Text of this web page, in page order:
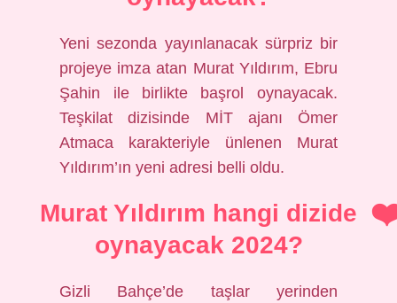
Yeni sezonda yayınlanacak sürpriz bir
projeye imza atan Murat Yıldırım, Ebru
Şahin ile birlikte başrol oynayacak.
Teşkilat dizisinde MİT ajanı Ömer
Atmaca karakteriyle ünlenen Murat
Yıldırım’ın yeni adresi belli oldu.
Murat Yıldırım hangi dizide
oynayacak 2024?
Gizli Bahçe’de taşlar yerinden